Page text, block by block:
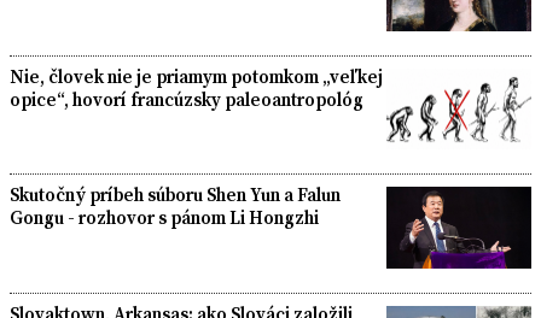
Nie, človek nie je priamym potomkom „veľkej
opice“, hovorí francúzsky paleoantropológ
Skutočný príbeh súboru Shen Yun a Falun
Gongu - rozhovor s pánom Li Hongzhi